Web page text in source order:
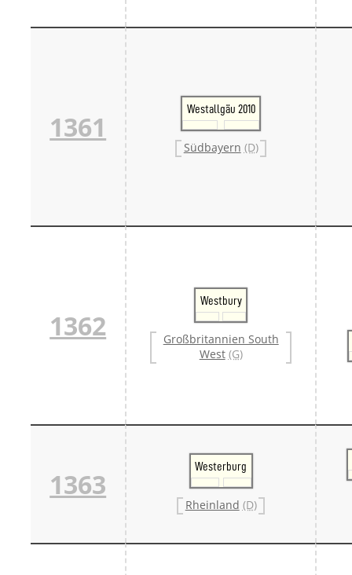
1361
Westallgäu 2010
Südbayern (D)
1362
Westbury
Großbritannien South
West (G)
1363
Westerburg
Rheinland (D)